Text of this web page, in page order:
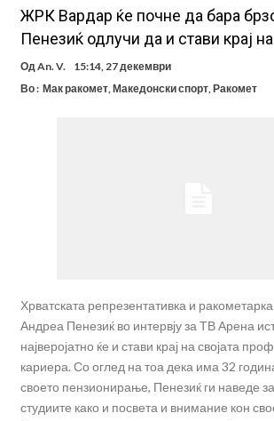
ЖРК Вардар ќе почне да бара
Пенезиќ одлучи да и стави крај
Од An. V.
15:14, 27 декември
Во : Мак ракомет, Македонски спорт, Ракомет
Хрватската репрезентативка и
Андреа Пенезиќ во интервју за ТВ Арена
најверојатно ќе и стави крај на својата
кариера. Со оглед на тоа дека има 32
своето пензионирање, Пенезиќ ги наведе
студиите како и посвета и внимание кон